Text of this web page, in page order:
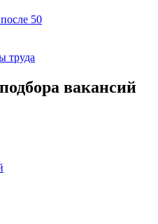
50
труда
вакансий